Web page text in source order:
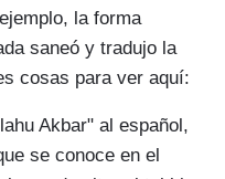
la forma
saneó y tradujo la
cosas para ver aquí:
Akbar" al español,
se conoce en el